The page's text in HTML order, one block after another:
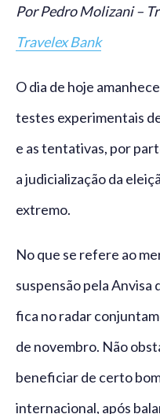
Por Pedro Molizani –
Travelex Bank
O dia de hoje
testes experimentais
e as tentativas, por
a judicialização da
extremo.
No que se refere ao
suspensão pela Anvisa
fica no radar
de novembro. Não
beneficiar de certo
internacional, após